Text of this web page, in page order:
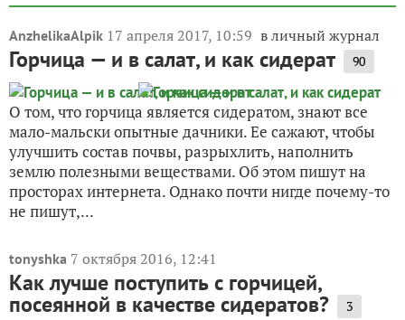
AnzhelikaAlpik 17 апреля 2017, 10:59 в личный журнал
Горчица — и в салат, и как сидерат 90
О том, что горчица является сидератом, знают все
мало-мальски опытные дачники. Ее сажают, чтобы
улучшить состав почвы, разрыхлить, наполнить
землю полезными веществами. Об этом пишут на
просторах интернета. Однако почти нигде почему-то
не пишут,...
tonyshka 7 октября 2016, 12:41
Как лучше поступить с горчицей,
посеянной в качестве сидератов? 3